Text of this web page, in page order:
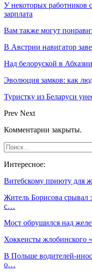
У некоторых работников
зарплата
Вам также могут
В Австрии навигатор
Над белоруской в
Эволюция замков: как
Туристку из Беларуси
Prev Next
Комментарии закрыты.
Интересное:
Витебскому приюту для
Житель Борисова срывал
с…
Мост обрушился над
Хоккеисты жлобинского
В Польше водителей-
о…